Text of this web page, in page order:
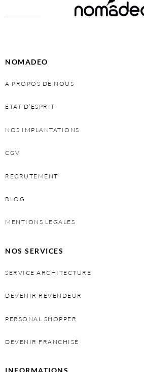
NOMADEO
À PROPOS DE NOUS
ÉTAT D’ESPRIT
NOS IMPLANTATIONS
CGV
RECRUTEMENT
BLOG
MENTIONS LEGALES
NOS SERVICES
SERVICE ARCHITECTURE
DEVENIR REVENDEUR
PERSONAL SHOPPER
DEVENIR FRANCHISÉ